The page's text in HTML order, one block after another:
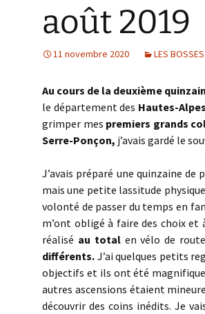
Col du
Mialle – de la
août 2019
11 novembre 2020 LES
Au cours de la deuxième
le département des Hautes-
grimper mes premiers grands
Serre-Ponçon, j’avais gardé le
J’avais préparé une quinzaine
mais une petite lassitude
volonté de passer du temps en
m’ont obligé à faire des choix
réalisé au totalen vélo de
différents. J’ai quelques petits
objectifs et ils ont été
autres ascensions étaient
découvrir des coins inédits. Je